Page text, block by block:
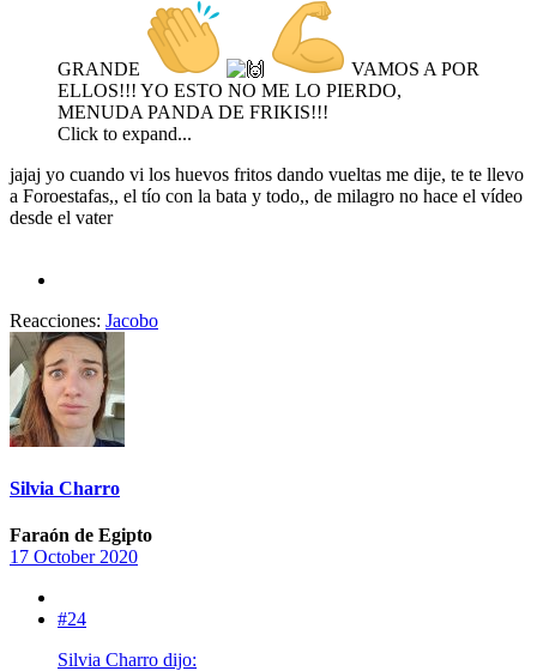
GRANDE
VAMOS A POR
ELLOS!!! YO ESTO NO ME LO PIERDO,
MENUDA PANDA DE FRIKIS!!!
Click to expand...
jajaj yo cuando vi los huevos fritos dando vueltas me dije, te te llevo
a Foroestafas,, el tío con la bata y todo,, de milagro no hace el vídeo
desde el vater
Reacciones: Jacobo
Silvia Charro
Faraón de Egipto
17 October 2020
#24
Silvia Charro dijo: